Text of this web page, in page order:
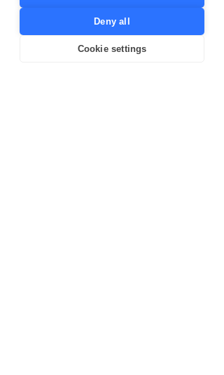
Download the Swedish Report
Next >
privacy@tradedoubler.com
dpo@tradedoubler.com
read more about our data processing
Deny all
Cookie settings